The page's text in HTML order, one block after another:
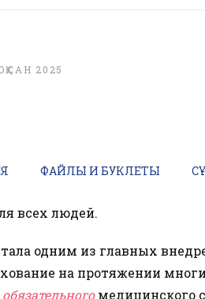
2025
ФАЙЛЫ И БУКЛЕТЫ
всех людей.
одним из главных
на протяжении
обязательногомедицинского